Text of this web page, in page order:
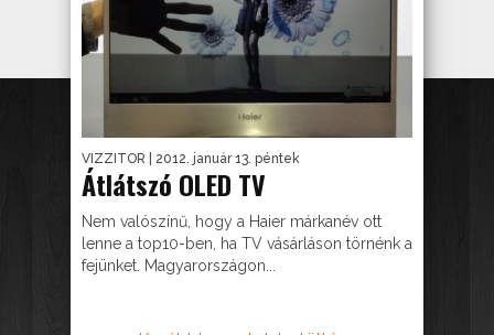
VIZZITOR | 2012. január 13. péntek
Átlátszó OLED TV
Nem valószínű, hogy a Haier márkanév ott
lenne a top10-ben, ha TV vásárláson törnénk a
fejünket. Magyarországon...